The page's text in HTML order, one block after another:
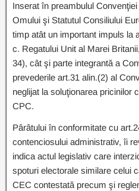
Inserat în preambulul
Omului şi Statutul Consiliului
timp atât un important impuls la
c. Regatului Unit al Marei
34), cât şi parte integrantă a
prevederile art.31 alin.(2) al
neglijat la soluţionarea pricinilor
CPC.
Pârâtului în conformitate cu
contenciosului administrativ, îi
indica actul legislativ care
spoturi electorale similare celui
CEC contestată precum şi